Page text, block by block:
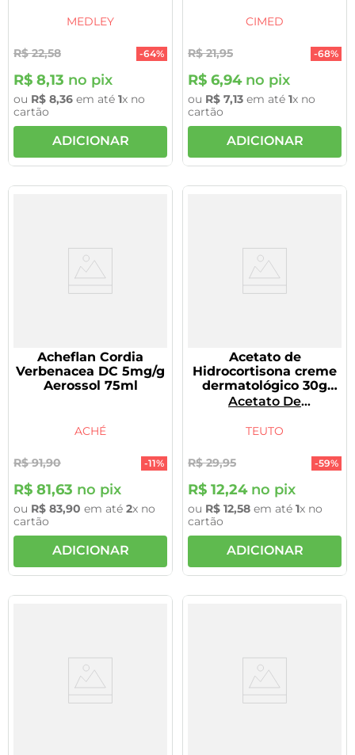
MEDLEY
R$ 22,58 -64%
R$ 8,13 no pix
ou R$ 8,36 em até 1x no
cartão
ADICIONAR
CIMED
R$ 21,95 -68%
R$ 6,94no pix
ou R$ 7,13 em até 1x no
cartão
ADICIONAR
Acheflan Cordia
Verbenacea DC 5mg/g
Aerossol 75ml
ACHÉ
R$ 91,90 -11%
R$ 81,63 no pix
ou R$ 83,90 em até 2x no
cartão
ADICIONAR
Acetato de
Hidrocortisona creme
dermatológico 30g
Genérico Teuto
Acetato De
TEUTO
R$ 29,95 -59%
R$ 12,24no pix
ou R$ 12,58 em até 1x no
cartão
ADICIONAR